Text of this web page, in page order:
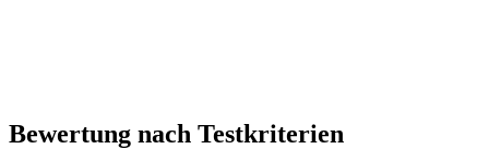
Bewertung nach Testkriterien